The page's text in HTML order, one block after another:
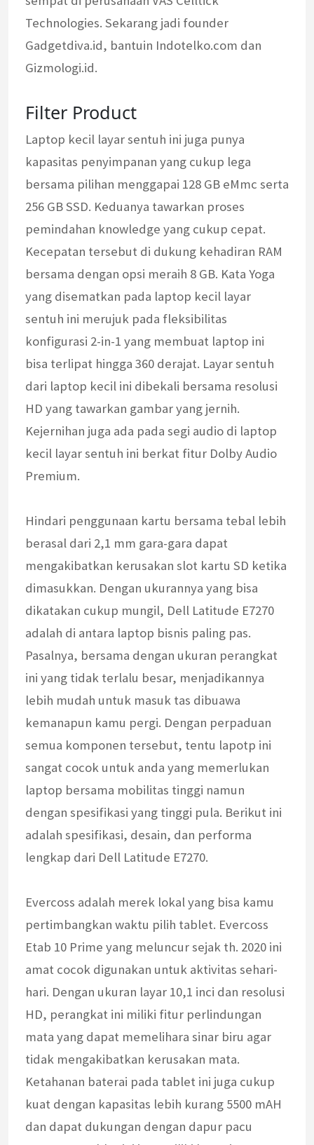
Technologies. Sekarang jadi founder
Gadgetdiva.id, bantuin Indotelko.com dan
Gizmologi.id.
Filter Product
Laptop kecil layar sentuh ini juga punya
kapasitas penyimpanan yang cukup lega
bersama pilihan menggapai 128 GB eMmc serta
256 GB SSD. Keduanya tawarkan proses
pemindahan knowledge yang cukup cepat.
Kecepatan tersebut di dukung kehadiran RAM
bersama dengan opsi meraih 8 GB. Kata Yoga
yang disematkan pada laptop kecil layar
sentuh ini merujuk pada fleksibilitas
konfigurasi 2-in-1 yang membuat laptop ini
bisa terlipat hingga 360 derajat. Layar sentuh
dari laptop kecil ini dibekali bersama resolusi
HD yang tawarkan gambar yang jernih.
Kejernihan juga ada pada segi audio di laptop
kecil layar sentuh ini berkat fitur Dolby Audio
Premium.
Hindari penggunaan kartu bersama tebal lebih
berasal dari 2,1 mm gara-gara dapat
mengakibatkan kerusakan slot kartu SD ketika
dimasukkan. Dengan ukurannya yang bisa
dikatakan cukup mungil, Dell Latitude E7270
adalah di antara laptop bisnis paling pas.
Pasalnya, bersama dengan ukuran perangkat
ini yang tidak terlalu besar, menjadikannya
lebih mudah untuk masuk tas dibuawa
kemanapun kamu pergi. Dengan perpaduan
semua komponen tersebut, tentu lapotp ini
sangat cocok untuk anda yang memerlukan
laptop bersama mobilitas tinggi namun
dengan spesifikasi yang tinggi pula. Berikut ini
adalah spesifikasi, desain, dan performa
lengkap dari Dell Latitude E7270.
Evercoss adalah merek lokal yang bisa kamu
pertimbangkan waktu pilih tablet. Evercoss
Etab 10 Prime yang meluncur sejak th. 2020 ini
amat cocok digunakan untuk aktivitas sehari-
hari. Dengan ukuran layar 10,1 inci dan resolusi
HD, perangkat ini miliki fitur perlindungan
mata yang dapat memelihara sinar biru agar
tidak mengakibatkan kerusakan mata.
Ketahanan baterai pada tablet ini juga cukup
kuat dengan kapasitas lebih kurang 5500 mAH
dan dapat dukungan dengan dapur pacu